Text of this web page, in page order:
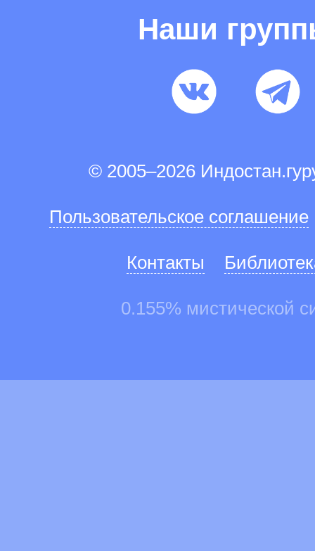
Наши
© 2005–2026
Пользовательское соглашение
Контакты
0.155% мистической